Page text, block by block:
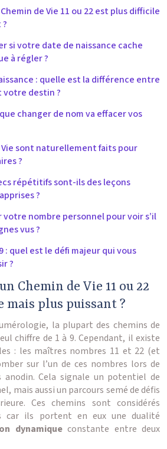
de Vie 11 ou 22 est plus difficile
si votre date de naissance cache
à régler ?
: quelle est la différence entre
destin ?
changer de nom va effacer vos
Vie sont naturellement faits pour
?
répétitifs sont-ils des leçons
?
nombre personnel pour voir s’il
vus ?
: quel est le défi majeur qui vous
?
Chemin de Vie 11 ou 22
plus puissant ?
la plupart des chemins de
chiffre de 1 à 9. Cependant, il existe
: les maîtres nombres 11 et 22 (et
sur l’un de ces nombres lors de
anodin. Cela signale un potentiel de
mais aussi un parcours semé de défis
Ces chemins sont considérés
car ils portent en eux une dualité
dynamiqueconstante entre deux